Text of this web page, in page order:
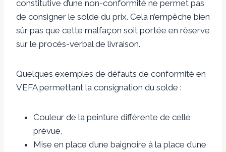
constitutive d’une non-conformité ne permet pas
de consigner le solde du prix. Cela n’empêche bien
sûr pas que cette malfaçon soit portée en réserve
sur le procès-verbal de livraison.
Quelques exemples de défauts de conformité en
VEFA permettant la consignation du solde :
Couleur de la peinture différente de celle
prévue,
Mise en place d’une baignoire à la place d’une